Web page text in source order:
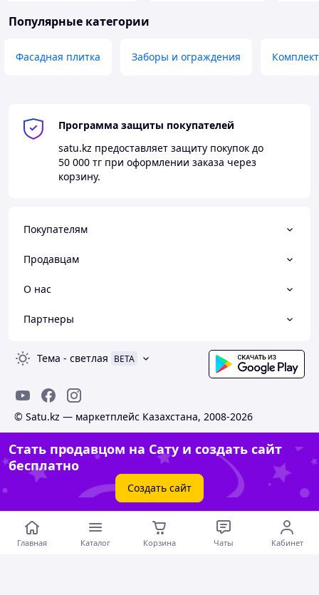
Популярные категории
Фасадная плитка Заборы и ограждения
Программа защиты покупателей
satu.kz предоставляет защиту покупок до
50 000 тг при оформлении заказа через
корзину.
Покупателям
Продавцам
О нас
Партнеры
Тема - светлая BETA
© Satu.kz — маркетплейс Казахстана, 2008-2026
Стать продавцом на Сату и создать сайт
бесплатно
Создать сайт
Главная Каталог Корзина Чаты Кабинет